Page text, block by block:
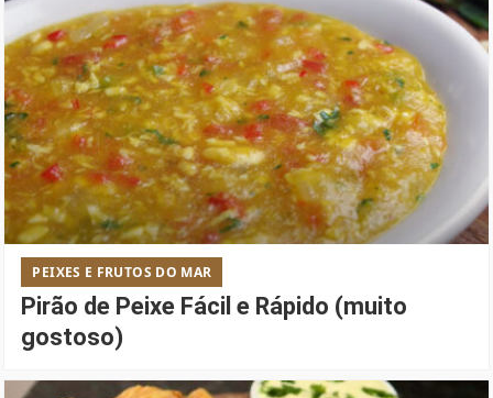
PEIXES E FRUTOS DO MAR
Pirão de Peixe Fácil e Rápido (muito
gostoso)